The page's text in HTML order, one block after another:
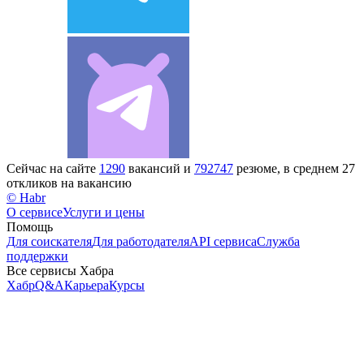
Сейчас на сайте 1290 вакансий и 792747 резюме, в среднем 27
откликов на вакансию
© Habr
О сервисеУслуги и цены
Помощь
Для соискателяДля работодателяAPI сервисаСлужба
поддержки
Все сервисы Хабра
ХабрQ&AКарьераКурсы